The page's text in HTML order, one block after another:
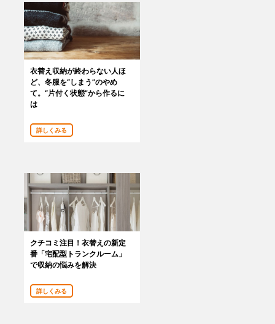
料金
プラン診断
よくある質問
お知らせ・メディア情報
ご利用者の声
法人利用をご検討の方へ
衣替え収納が終わらない人ほ
ど、冬服を“しまう”のやめ
て。“片付く状態”から作るに
は
詳しくみる
クチコミ注目！衣替えの新定
番「宅配型トランクルーム」
で収納の悩みを解決
詳しくみる